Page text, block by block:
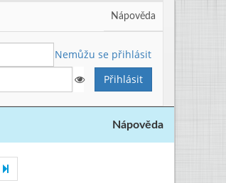
Nápověda
Nemůžu se přihlásit
Nápověda